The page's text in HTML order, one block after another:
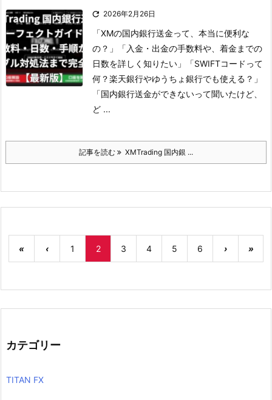
 2026年2月26日
「XMの国内銀行送金って、本当に便利な
の？」
「入金・出金の手数料や、着金までの
日数を詳しく知りたい」
「SWIFTコードって
何？楽天銀行やゆうちょ銀行でも使える？」
「国内銀行送金ができないって聞いたけど、
ど ...
記事を読む XMTrading 国内銀 ...
« ‹ 1 2 3 4 5 6 › »
カテゴリー
TITAN FX